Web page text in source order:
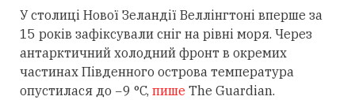
У столиці Нової Зеландії Веллінгтоні вперше за
15 років зафіксували сніг на рівні моря. Через
антарктичний холодний фронт в окремих
частинах Південного острова температура
опустилася до −9 °C, пише The Guardian.